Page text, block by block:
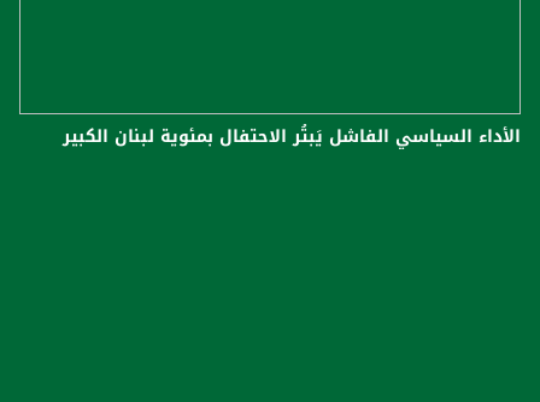
الأداء السياسي الفاشل يَبتُر الاحتفال بمئوية لبنان الكبير